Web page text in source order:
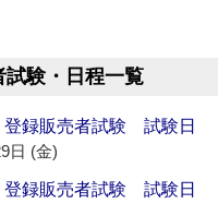
試験・日程一覧
録販売者試験 試験日
日 (金)
録販売者試験 試験日